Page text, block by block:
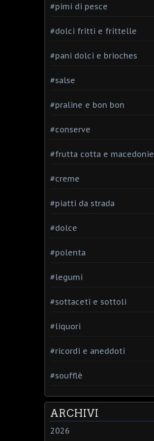
#pimi di pesce
#dolci fritti e frittelle
#pani dolci e brioches
#salse
#praline e bon bon
#conserve
#frutta cotta e macedonie
#creme
#piatti da strada
#dolce
#polenta
#legumi
#sottaceti e sottoli
#liquori
#ricordi e aneddoti
#soufflè
ARCHIVI
2026